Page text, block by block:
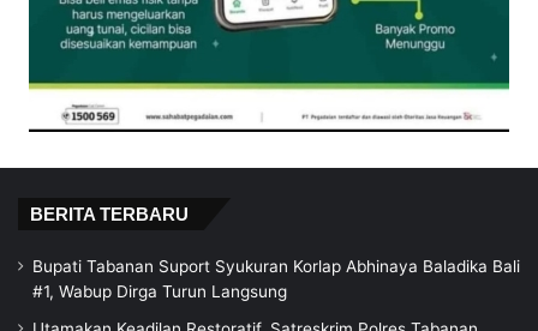
BERITA TERBARU
Bupati Tabanan Suport Syukuran Korlap Abhinaya Baladika Bali
#1, Wabup Dirga Turun Langsung